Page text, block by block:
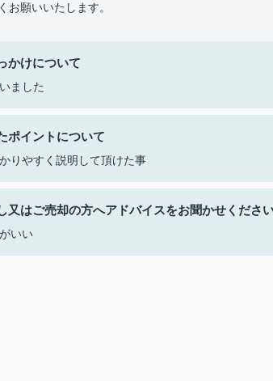
お願いいたします。
かけについて
ました
ポイントについて
りやすく説明して頂けた事
はご売却の方へアドバイスをお聞かせくださ
いい